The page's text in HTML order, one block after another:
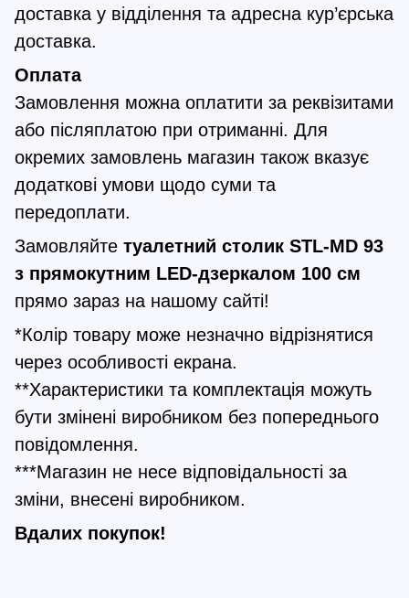
доставка у відділення та адресна кур’єрська
доставка.
Оплата
Замовлення можна оплатити за реквізитами
або післяплатою при отриманні. Для
окремих замовлень магазин також вказує
додаткові умови щодо суми та
передоплати.
Замовляйте туалетний столик STL-MD 93
з прямокутним LED-дзеркалом 100 см
прямо зараз на нашому сайті!
*Колір товару може незначно відрізнятися
через особливості екрана.
**Характеристики та комплектація можуть
бути змінені виробником без попереднього
повідомлення.
***Магазин не несе відповідальності за
зміни, внесені виробником.
Вдалих покупок!